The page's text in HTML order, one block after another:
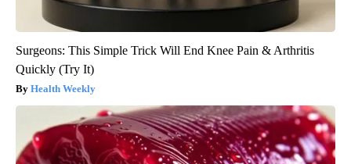
Surgeons: This Simple Trick Will End Knee Pain & Arthritis
Quickly (Try It)
Health Weekly